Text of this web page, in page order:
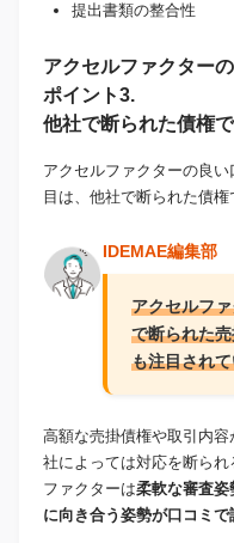
提出書類の整合性
アクセルファクター
ポイント3.
他社で断られた債権
アクセルファクターの良
目は、他社で断られた債権
IDEMAE編集部
アクセルフ
で断られた
も注目され
高額な売掛債権や取引内
社によっては対応を断ら
ファクターは柔軟な審査姿
に向き合う姿勢が口コミで